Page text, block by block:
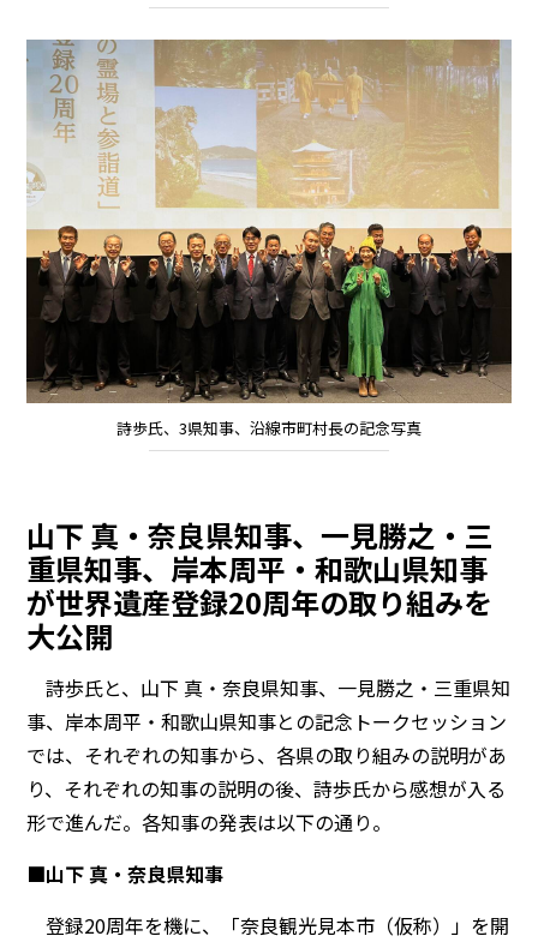
詩歩氏、3県知事、沿線市町村長の記念写真
山下 真・奈良県知事、一見勝之・三
重県知事、岸本周平・和歌山県知事
が世界遺産登録20周年の取り組みを
大公開
詩歩氏と、山下 真・奈良県知事、一見勝之・三重県知
事、岸本周平・和歌山県知事との記念トークセッション
では、それぞれの知事から、各県の取り組みの説明があ
り、それぞれの知事の説明の後、詩歩氏から感想が入る
形で進んだ。各知事の発表は以下の通り。
■山下 真・奈良県知事
登録20周年を機に、「奈良観光見本市（仮称）」を開